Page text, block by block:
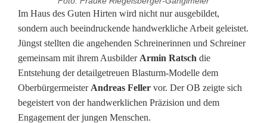
A
n
d
r
e
Im Haus des Guten Hirten wird nicht nur ausgebildet,
sondern auch beeindruckende handwerkliche Arbeit geleistet.
Jüngst stellten die angehenden Schreinerinnen und Schreiner
gemeinsam mit ihrem Ausbilder Armin Ratsch die
Entstehung der detailgetreuen Blasturm-Modelle dem
Oberbürgermeister Andreas Feller vor. Der OB zeigte sich
begeistert von der handwerklichen Präzision und dem
Engagement der jungen Menschen.